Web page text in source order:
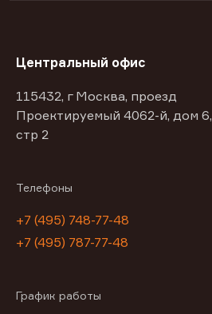
Центральный офис
115432, г Москва, проезд
Проектируемый 4062-й, дом 6,
стр 2
Телефоны
+7 (495) 748-77-48
+7 (495) 787-77-48
График работы